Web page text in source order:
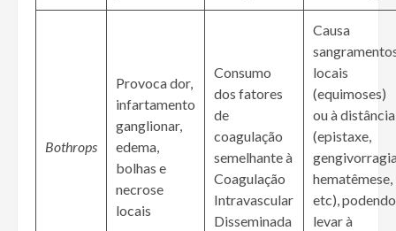
Bothrops
Provoca dor,
infartamento
ganglionar,
edema,
bolhas e
necrose
locais
Consumo
dos fatores
de
coagulação
semelhante à
Coagulação
Intravascular
Disseminada
Causa
locais
(equimoses)
ou à distância
(epistaxe,
hematêmese,
etc), podendo
levar à